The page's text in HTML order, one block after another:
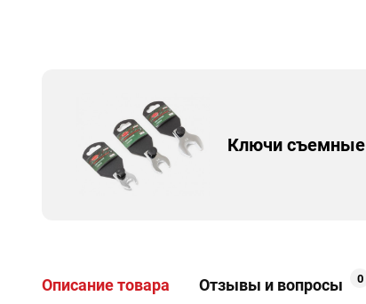
Ключи съемные
Описание товара Отзывы и вопросы 0